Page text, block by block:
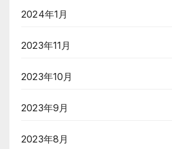
2024年1月
2023年11月
2023年10月
2023年9月
2023年8月